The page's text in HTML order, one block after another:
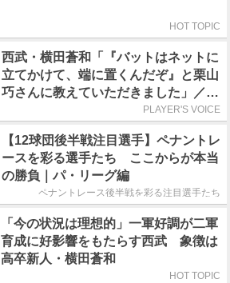
HOT TOPIC
西武・横田蒼和「『バットはネットに
立てかけて、端に置くんだぞ』と栗山
巧さんに教えていただきました」／憧
PLAYER'S VOICE
【12球団後半戦注目選手】ペナントレ
ースを彩る選手たち ここからが本当
の勝負｜パ・リーグ編
ペナントレース後半戦を彩る注目選手たち
「今の状況は理想的」一軍好調が二軍
育成に好影響をもたらす西武 象徴は
高卒新人・横田蒼和
HOT TOPIC